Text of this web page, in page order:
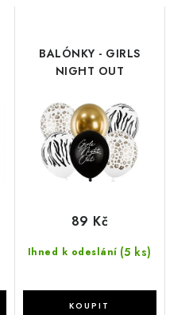
BALÓNKY - GIRLS
NIGHT OUT
Ihned k odeslání (5 ks)
89 Kč